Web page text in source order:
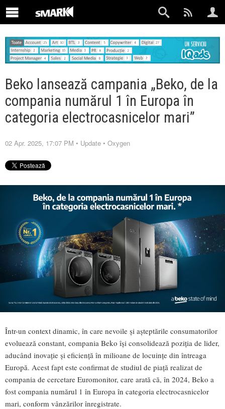
Beko lansează campania „Beko, de la
compania numărul 1 în Europa în
categoria electrocasnicelor mari”
02 Apr. 2025, 17:07 PM • Update • Oxygen
Într-un context dinamic, în care nevoile și așteptările consumatorilor
evoluează constant, compania Beko își consolidează poziția de lider,
aducând inovație și eficiență în milioane de locuințe din întreaga
Europă. Acest fapt este confirmat de studiul de piață realizat de
compania de cercetare Euromonitor, care arată că, în 2024, Beko a
fost compania numărul 1 în Europa în categoria electrocasnicelor
mari, conform vânzărilor înregistrate.